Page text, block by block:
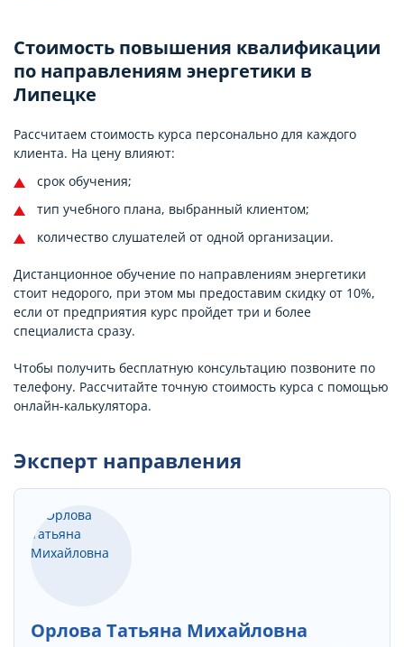
Стоимость повышения квалификации
по направлениям энергетики в
Липецке
Рассчитаем стоимость курса персонально для каждого
клиента. На цену влияют:
срок обучения;
тип учебного плана, выбранный клиентом;
количество слушателей от одной организации.
Дистанционное обучение по направлениям энергетики
стоит недорого, при этом мы предоставим скидку от 10%,
если от предприятия курс пройдет три и более
специалиста сразу.
Чтобы получить бесплатную консультацию позвоните по
телефону. Рассчитайте точную стоимость курса с помощью
онлайн-калькулятора.
Эксперт направления
Орлова Татьяна Михайловна